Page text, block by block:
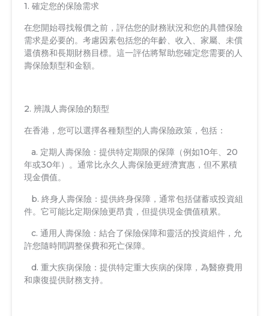
1. 確定您的保險需求
在您開始尋找報價之前，評估您的財務狀況和您的具體保險
需求是必要的。考慮因素包括您的年齡、收入、家屬、未償
還債務和長期財務目標。這一評估將幫助您確定您需要的人
壽保險類型和金額。
2. 辨識人壽保險的類型
在香港，您可以選擇各種類型的人壽保險政策，包括：
a. 定期人壽保險：提供特定期限的保障（例如10年、20
年或30年）。通常比永久人壽保險更經濟實惠，但不累積
現金價值。
b. 終身人壽保險：提供終身保障，通常包括儲蓄或投資組
件。它可能比定期保險更昂貴，但提供現金價值積累。
c. 通用人壽保險：結合了保險保障和靈活的投資組件，允
許您隨時間調整保費和死亡保障。
d. 重大疾病保險：提供特定重大疾病的保障，為醫療費用
和康復提供財務支持。